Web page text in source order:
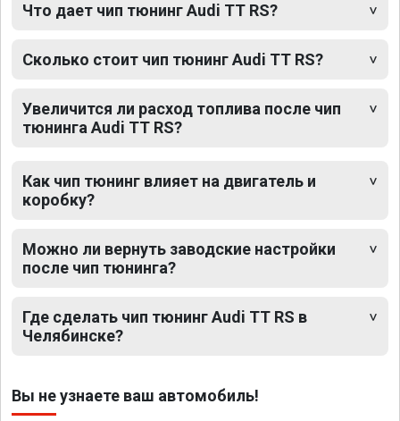
Что дает чип тюнинг Audi TT RS?
Сколько стоит чип тюнинг Audi TT RS?
Увеличится ли расход топлива после чип
тюнинга Audi TT RS?
Как чип тюнинг влияет на двигатель и
коробку?
Можно ли вернуть заводские настройки
после чип тюнинга?
Где сделать чип тюнинг Audi TT RS в
Челябинске?
Вы не узнаете ваш автомобиль!